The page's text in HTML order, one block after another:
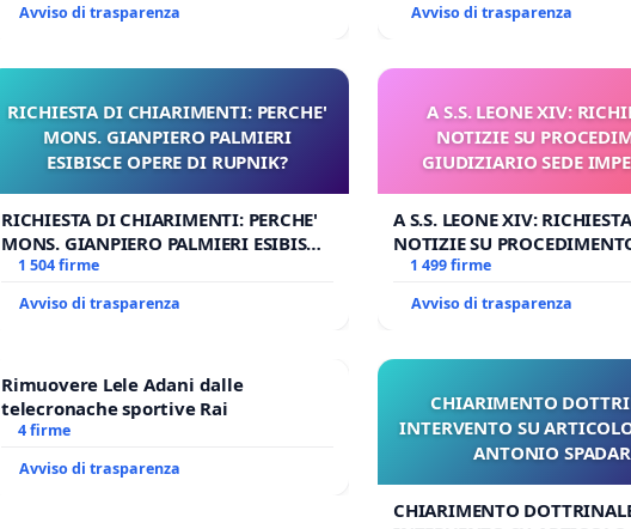
Avviso di trasparenza
Avviso di trasparenza
RICHIESTA DI CHIARIMENTI: PERCHE'
MONS. GIANPIERO PALMIERI
ESIBISCE OPERE DI RUPNIK?
RICHIESTA DI CHIARIMENTI: PERCHE'
MONS. GIANPIERO PALMIERI ESIBISCE
OPERE DI RUPNIK?
1 504 firme
Avviso di trasparenza
A S.S. LEONE XIV:
NOTIZIE SU
GIUDIZIARIO SEDE
A S.S. LEONE XIV:
NOTIZIE SU
GIUDIZIARIO SEDE
BENEDETTO XVI
1 499 firme
Avviso di trasparenza
Rimuovere Lele Adani dalle
telecronache sportive Rai
4 firme
Avviso di trasparenza
CHIARIMENTO
INTERVENTO SU
ANTONIO
CHIARIMENTO